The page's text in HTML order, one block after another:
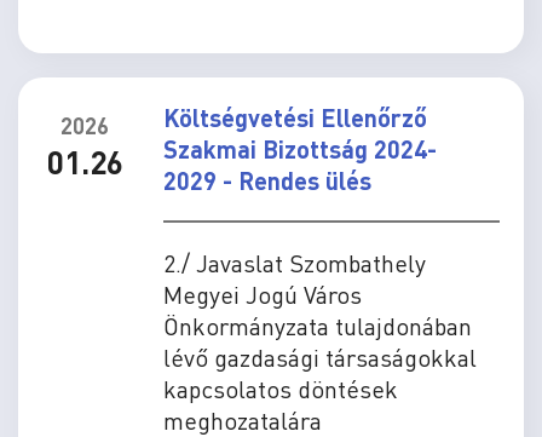
2026
01.26
Költségvetési Ellenőrző
Szakmai Bizottság 2024-
2029 - Rendes ülés
2./ Javaslat Szombathely
Megyei Jogú Város
Önkormányzata tulajdonában
lévő gazdasági társaságokkal
kapcsolatos döntések
meghozatalára